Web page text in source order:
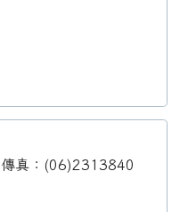
傳真：(06)2313840